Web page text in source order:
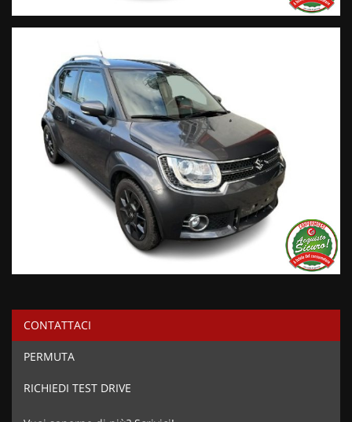
CONTATTACI
PERMUTA
RICHIEDI TEST DRIVE